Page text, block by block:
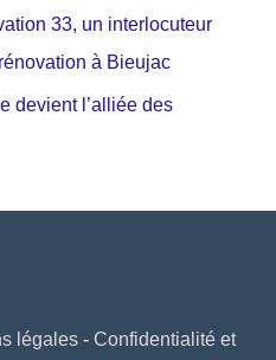
33, un interlocuteur
à Bieujac
devient l’alliée des
légales- Confidentialité et